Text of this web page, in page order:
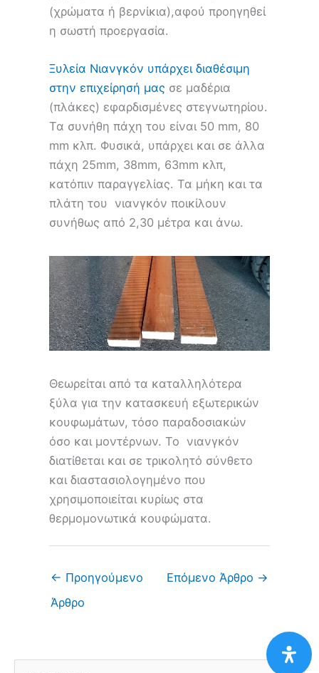
(χρώματα ή βερνίκια),αφού προηγηθεί
η σωστή προεργασία.
Ξυλεία Νιανγκόν υπάρχει διαθέσιμη
στην επιχείρησή μας σε μαδέρια
(πλάκες) εφαρδισμένες στεγνωτηρίου.
Τα συνήθη πάχη του είναι 50 mm, 80
mm κλπ. Φυσικά, υπάρχει και σε άλλα
πάχη 25mm, 38mm, 63mm κλπ,
κατόπιν παραγγελίας. Τα μήκη και τα
πλάτη του νιανγκόν ποικίλουν
συνήθως από 2,30 μέτρα και άνω.
Θεωρείται από τα καταλληλότερα
ξύλα για την κατασκευή εξωτερικών
κουφωμάτων, τόσο παραδοσιακών
όσο και μοντέρνων. Το νιανγκόν
διατίθεται και σε τρικολητό σύνθετο
και διαστασιολογημένο που
χρησιμοποιείται κυρίως στα
θερμομονωτικά κουφώματα.
← Προηγούμενο
Άρθρο
Επόμενο Άρθρο →